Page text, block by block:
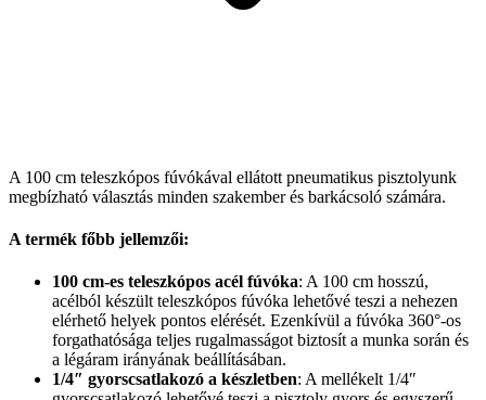
A 100 cm teleszkópos fúvókával ellátott pneumatikus pisztolyunk
megbízható választás minden szakember és barkácsoló számára.
A termék főbb jellemzői:
100 cm-es teleszkópos acél fúvóka: A 100 cm hosszú,
acélból készült teleszkópos fúvóka lehetővé teszi a nehezen
elérhető helyek pontos elérését. Ezenkívül a fúvóka 360°-os
forgathatósága teljes rugalmasságot biztosít a munka során és
a légáram irányának beállításában.
1/4″ gyorscsatlakozó a készletben: A mellékelt 1/4″